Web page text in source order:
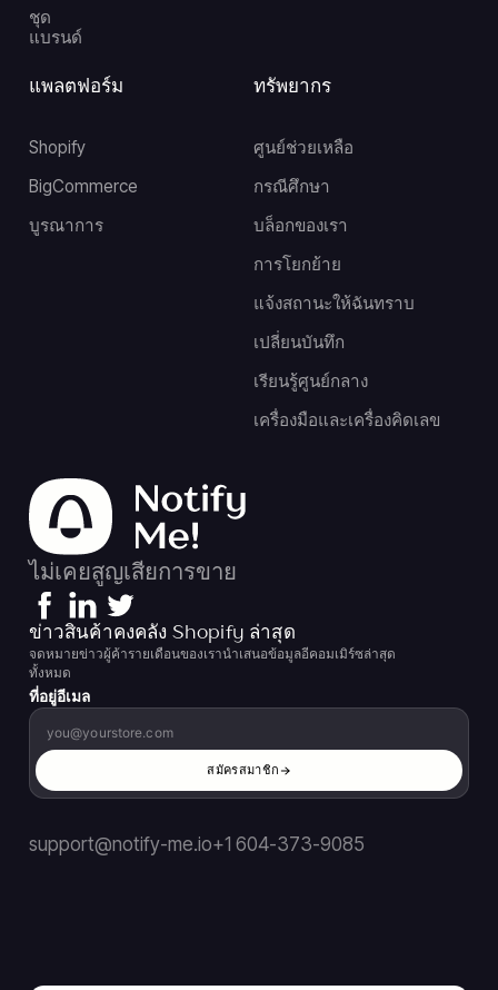
ชุด
แบรนด์
ทรัพยากร
ศูนย์ช่วยเหลือ
กรณีศึกษา
บล็อกของเรา
การโยกย้าย
แจ้งสถานะให้ฉันทราบ
เปลี่ยนบันทึก
เรียนรู้ศูนย์กลาง
เครื่องมือและเครื่องคิดเลข
แพลตฟอร์ม
Shopify
BigCommerce
บูรณาการ
ไม่เคยสูญเสียการขาย
ข่าวสินค้าคงคลัง Shopify ล่าสุด
จดหมายข่าวผู้ค้ารายเดือนของเรานำเสนอข้อมูลอีคอมเมิร์ซล่าสุด
ทั้งหมด
ที่อยู่อีเมล
สมัครสมาชิก
support@notify-me.io+1 604-373-9085